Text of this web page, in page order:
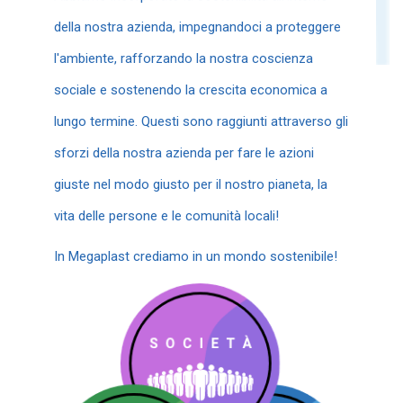
della nostra azienda, impegnandoci a proteggere
l'ambiente, rafforzando la nostra coscienza
sociale e sostenendo la crescita economica a
lungo termine. Questi sono raggiunti attraverso gli
sforzi della nostra azienda per fare le azioni
giuste nel modo giusto per il nostro pianeta, la
vita delle persone e le comunità locali!
In Megaplast crediamo in un mondo sostenibile!